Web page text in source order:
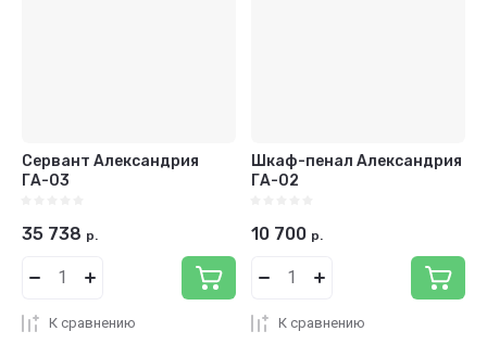
Сервант Александрия
ГА-03
35 738 р.
К сравнению
Шкаф-пенал Александрия
ГА-02
10 700 р.
К сравнению